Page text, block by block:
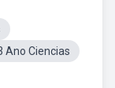
Ano Ciencias